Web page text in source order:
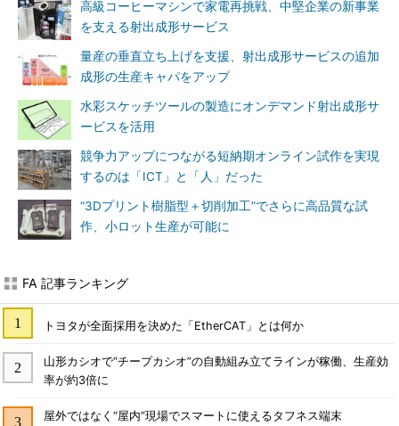
高級コーヒーマシンで家電再挑戦、中堅企業の新事業
を支える射出成形サービス
量産の垂直立ち上げを支援、射出成形サービスの追加
成形の生産キャパをアップ
水彩スケッチツールの製造にオンデマンド射出成形サ
ービスを活用
競争力アップにつながる短納期オンライン試作を実現
するのは「ICT」と「人」だった
“3Dプリント樹脂型＋切削加工”でさらに高品質な試
作、小ロット生産が可能に
FA 記事ランキング
トヨタが全面採用を決めた「EtherCAT」とは何か
山形カシオで“チープカシオ”の自動組み立てラインが稼働、生産効
率が約3倍に
屋外ではなく“屋内”現場でスマートに使えるタフネス端末